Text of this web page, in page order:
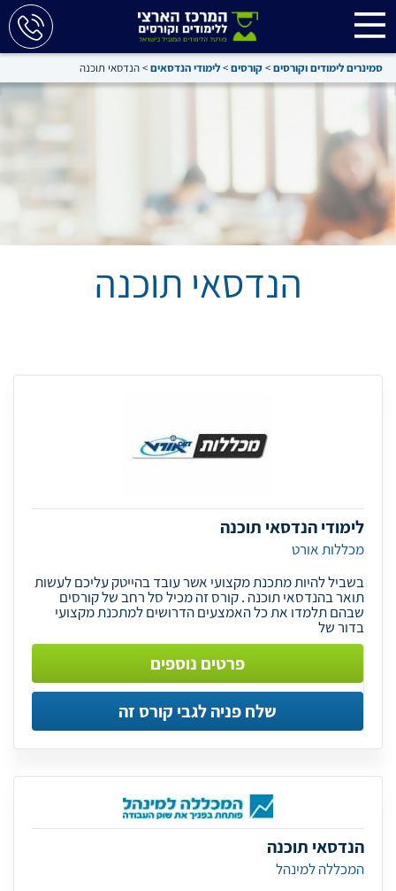
סמינרים לימודים וקורסים>קורסים>לימודי הנדסאים>הנדסאי תוכנה
הנדסאי תוכנה
לימודי הנדסאי תוכנה
מכללות אורט
בשביל להיות מתכנת מקצועי אשר עובד בהייטק עליכם לעשות
תואר בהנדסאי תוכנה . קורס זה מכיל סל רחב של קורסים
שבהם תלמדו את כל האמצעים הדרושים למתכנת מקצועי
בדור של
פרטים נוספים
שלח פניה לגבי קורס זה
הנדסאי תוכנה
המכללה למינהל